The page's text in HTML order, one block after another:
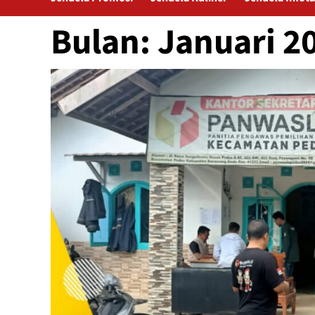
Bulan:Januari